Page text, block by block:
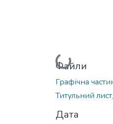
Вантажиться...
Файли
Графічна
Титульний
Дата